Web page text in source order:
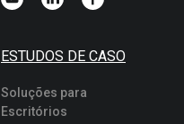
ESTUDOS DE CASO
Soluções para
Escritórios